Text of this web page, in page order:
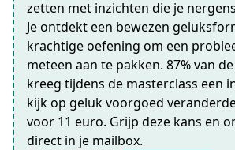
zetten met inzichten die je
Je ontdekt een bewezen
krachtige oefening om een
meteen aan te pakken. 87% van
kreeg tijdens de masterclass een
kijk op geluk voorgoed
voor 11 euro. Grijp deze kans en
direct in je mailbox.